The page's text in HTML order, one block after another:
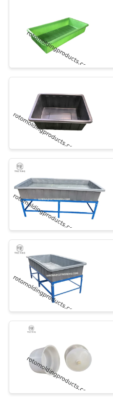
FABRIKA
TURU
KALITE
KONTROL
BIZIMLE
ILETIŞIME
BIR
TEKLIF
ISTEĞI
SITE
HARITASI
PRIVACY
POLICY
Poly
Kimyasal
Tankı
Euro
Özel Roto
Tankları